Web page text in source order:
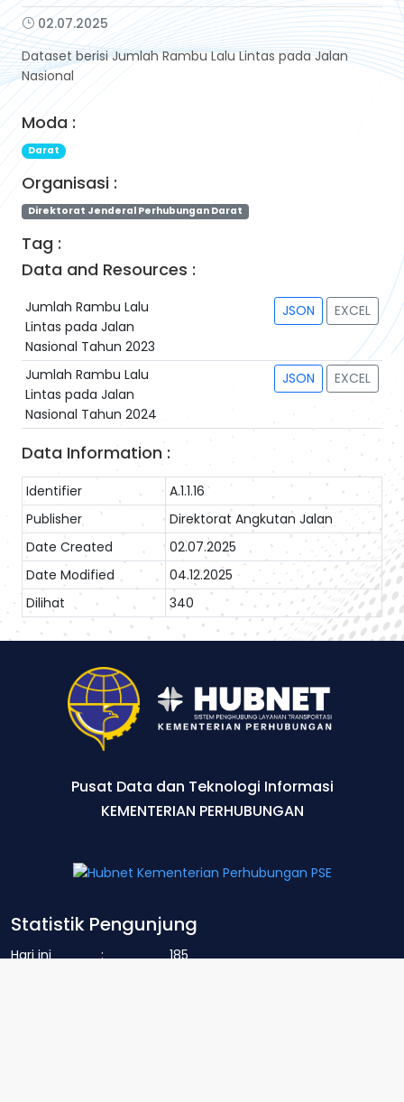
02.07.2025
Dataset berisi Jumlah Rambu Lalu Lintas pada Jalan
Nasional
Moda :
Darat
Organisasi :
Direktorat Jenderal Perhubungan Darat
Tag :
Data and Resources :
Jumlah Rambu Lalu
Lintas pada Jalan
Nasional Tahun 2023
JSON EXCEL
Jumlah Rambu Lalu
Lintas pada Jalan
Nasional Tahun 2024
JSON EXCEL
Data Information :
Identifier
A.1.1.16
Publisher
Direktorat Angkutan Jalan
Date Created
02.07.2025
Date Modified
04.12.2025
Dilihat
340
Pusat Data dan Teknologi Informasi
KEMENTERIAN PERHUBUNGAN
Statistik Pengunjung
Hari ini :
185